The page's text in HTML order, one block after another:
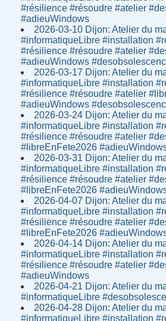
#résilience #résoudre #atelier
#adieuWindows
2026-03-10 Dijon: Atelier du
#informatiqueLibre #installation
#résilience #résoudre #atelier
#adieuWindows
2026-03-17 Dijon: Atelier du
#informatiqueLibre #installation
#résilience #résoudre #atelier
#adieuWindows
2026-03-24 Dijon: Atelier du
#informatiqueLibre #installation
#résilience #résoudre #atelier
#libreEnFete2026
2026-03-31 Dijon: Atelier du
#informatiqueLibre #installation
#résilience #résoudre #atelier
#libreEnFete2026
2026-04-07 Dijon: Atelier du
#informatiqueLibre #installation
#résilience #résoudre #atelier
#libreEnFete2026
2026-04-14 Dijon: Atelier du
#informatiqueLibre #installation
#résilience #résoudre #atelier
#adieuWindows
2026-04-21 Dijon: Atelier du
#informatiqueLibre
2026-04-28 Dijon: Atelier du
#informatiqueLibre #installation